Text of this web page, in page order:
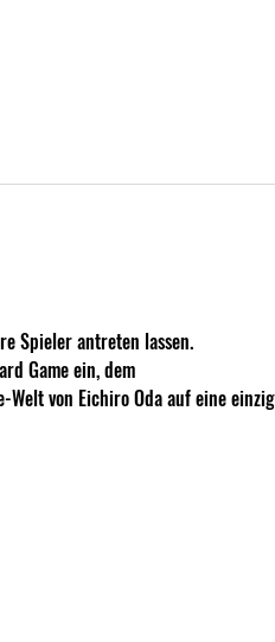
Spieler antreten lassen.
Game ein, dem
von Eichiro Oda auf eine